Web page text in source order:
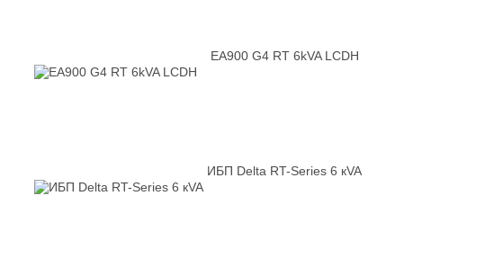
EA900 G4 RT 6kVA LCDH
ИБП Delta RT-Series 6 кVA